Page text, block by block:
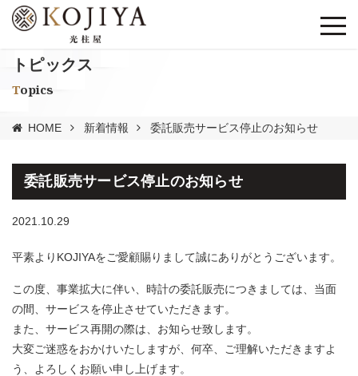
トピックス
Topics
HOME 新着情報 委託販売サービス停止のお知らせ
委託販売サービス停止のお知らせ
2021.10.29
平素よりKOJIYAをご愛顧賜りまして誠にありがとうございます。
この度、事業拡大に伴い、時計の委託販売につきましては、当面
の間、サービスを停止させていただきます。
また、サービス再開の際は、お知らせ致します。
大変ご迷惑をおかけいたしますが、何卒、ご理解いただきますよ
う、よろしくお願い申し上げます。